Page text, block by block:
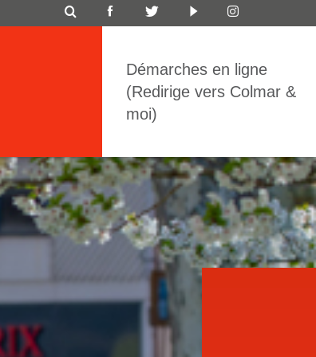
ICON
Démarches en ligne
(Redirige vers Colmar &
moi)